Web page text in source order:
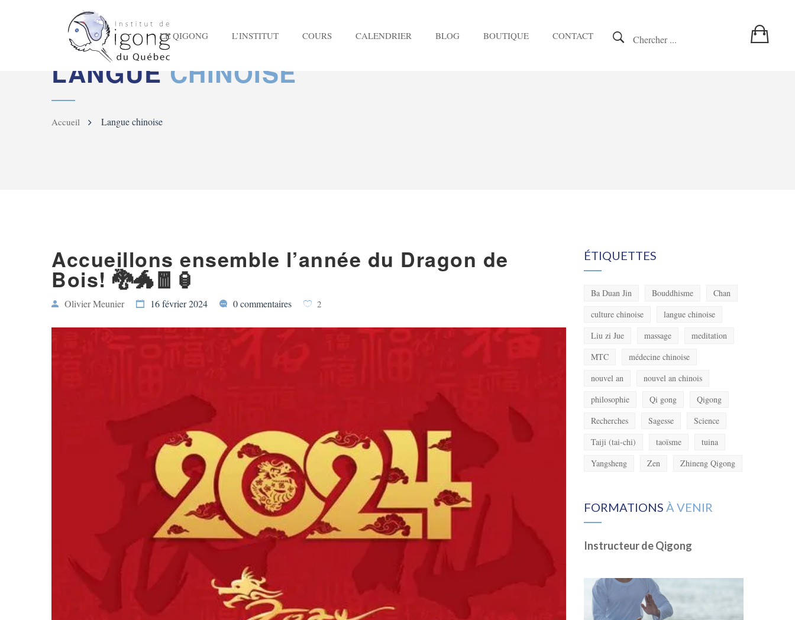
LE QIGONG L’INSTITUT COURS CALENDRIER BLOG BOUTIQUE CONTACT Chercher ...
LANGUE CHINOISE
Accueil Langue chinoise
Accueillons ensemble l’année du Dragon de
Bois! 🐉🐲🧧🏮
Olivier Meunier 16 février 2024 0 commentaires 2
ÉTIQUETTES
Ba Duan Jin Bouddhisme
Chan
culture chinoise
langue chinoise
Liu zi Jue
massage
meditation
MTC
médecine chinoise
nouvel an
nouvel an chinois
philosophie
Qi gong
Qigong
Recherches
Sagesse
Science
Taiji (tai-chi)
taoïsme
tuina
Yangsheng
Zen Zhineng Qigong
FORMATIONS À VENIR
Instructeur de Qigong